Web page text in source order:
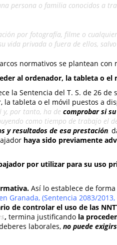
persona o familia conocidos a
por fotografía, filme o
vida privada o fuera de ellos,
normativos se plantean con
al ordenador, la tableta o
la Sentencia del T. S. de 26 de
tableta o el móvil puestos a
y, por tanto, ha de comprobar si
como tiempo de trabajo el
y resultados de esa prestación,
haya sido previamente
por utilizar para su uso
Así lo establece de
Granada, (Sentencia 2083/
de controlar el uso de las
, termina justificando la
laborales, no puede